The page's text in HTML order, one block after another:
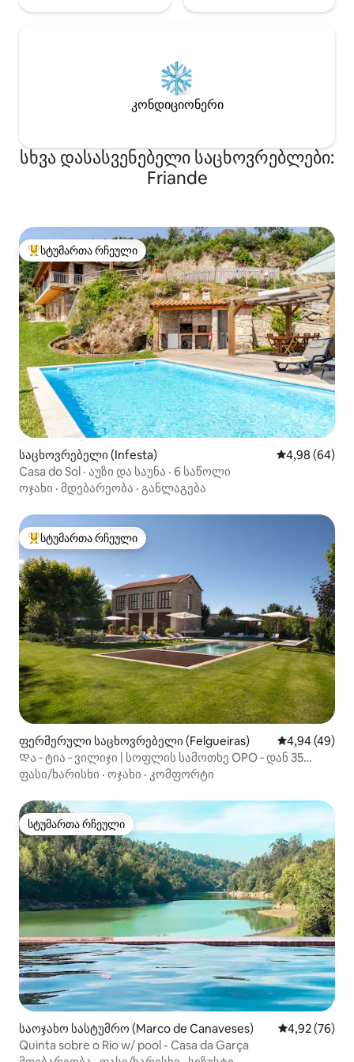
კონდიციონერი
სხვა დასასვენებელი საცხოვრებლები:
Friande
სტუმართა რჩეული მოწინავე ვარიანტი
სტუმართა რჩეული
საცხოვრებელი (Infesta) საშუალო
4,98 (64)
Casa do Sol · აუზი და საუნა · 6 საწოლი
ოჯახი · მდებარეობა · განლაგება
სტუმართა რჩეული მოწინავე ვარიანტი
სტუმართა რჩეული
ფერმერული საცხოვრებელი (Felgueiras) საშუალო
4,94 (49)
Და ‑ ტია ‑ ვილიჯი | სოფლის სამოთხე OPO ‑ დან 35
წუთის სავალზე
ფასი/ხარისხი · ოჯახი · კომფორტი
სტუმართა რჩეული
სტუმართა რჩეული
საოჯახო სასტუმრო (Marco de Canaveses) საშუალო
4,92 (76)
Quinta sobre o Rio w/ pool - Casa da Garça